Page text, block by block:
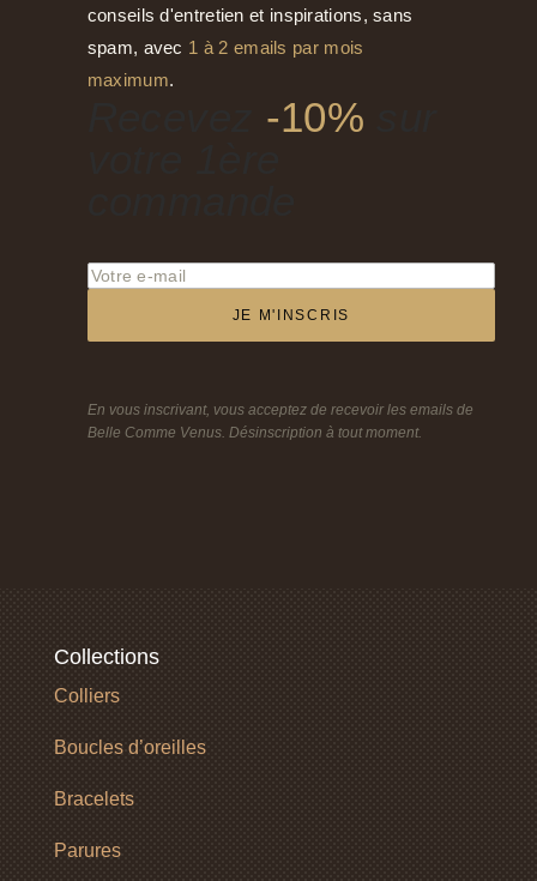
conseils d'entretien et inspirations, sans
spam, avec 1 à 2 emails par mois
maximum.
-10%
JE M'INSCRIS
En vous inscrivant, vous acceptez de recevoir les emails de
Belle Comme Venus. Désinscription à tout moment.
Collections
Colliers
Boucles d’oreilles
Bracelets
Parures